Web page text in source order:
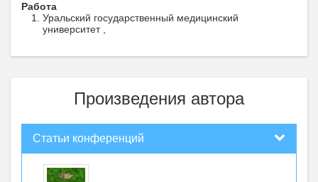
Работа
Уральский государственный медицинский
университет ,
Произведения автора
Статьи конференций